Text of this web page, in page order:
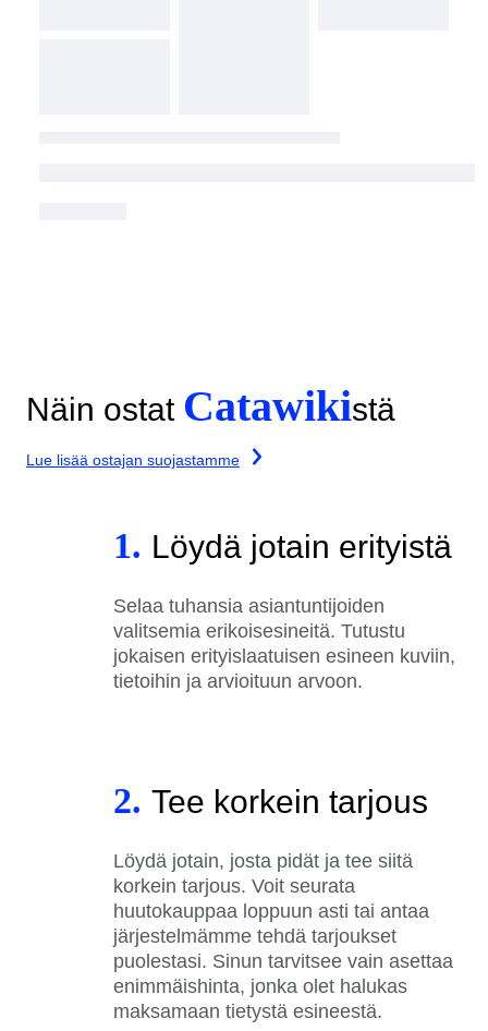
Näin ostat Catawikistä
Lue lisää ostajan suojastamme
1. Löydä jotain erityistä
Selaa tuhansia asiantuntijoiden
valitsemia erikoisesineitä. Tutustu
jokaisen erityislaatuisen esineen kuviin,
tietoihin ja arvioituun arvoon.
2. Tee korkein tarjous
Löydä jotain, josta pidät ja tee siitä
korkein tarjous. Voit seurata
huutokauppaa loppuun asti tai antaa
järjestelmämme tehdä tarjoukset
puolestasi. Sinun tarvitsee vain asettaa
enimmäishinta, jonka olet halukas
maksamaan tietystä esineestä.